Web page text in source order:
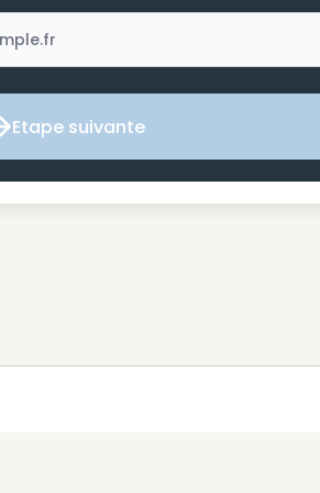
Etape suivante
Etape suivante